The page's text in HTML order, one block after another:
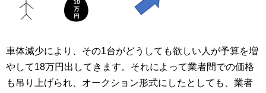
車体減少により、その1台がどうしても欲しい人が予算を増
やして18万円出してきます。それによって業者間での価格
も吊り上げられ、オークション形式にしたとしても、業者